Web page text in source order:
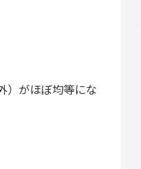
）がほぼ均等にな